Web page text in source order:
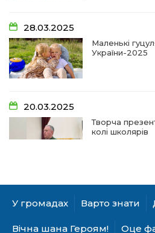
09:28
28 чер
Довгопільський рок
09:20
28 чер
Проза Людмили
болить…
14:44 Рік невідомості та болю:
09:09
11 чер
28.03.2025
Маленькі
України-2025
20.03.2025
Творча
колі школярів
06.12.2024
А гуцулкам
У громадах Варто знати
Вічна шана Героям! Оце